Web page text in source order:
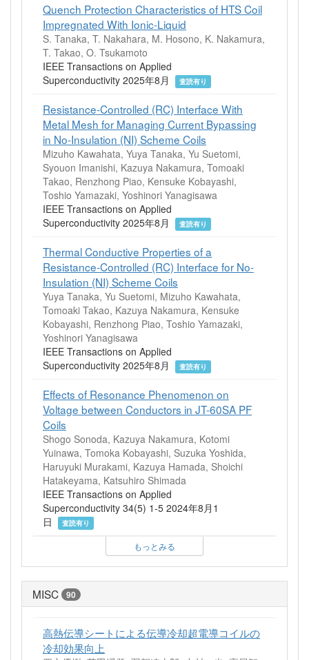
Quench Protection Characteristics of HTS Coil
Impregnated With Ionic-Liquid
S. Tanaka, T. Nakahara, M. Hosono, K. Nakamura,
T. Takao, O. Tsukamoto
IEEE Transactions on Applied
Superconductivity 2025年8月
査読有り
Resistance-Controlled (RC) Interface With
Metal Mesh for Managing Current Bypassing
in No-Insulation (NI) Scheme Coils
Mizuho Kawahata, Yuya Tanaka, Yu Suetomi,
Syouon Imanishi, Kazuya Nakamura, Tomoaki
Takao, Renzhong Piao, Kensuke Kobayashi,
Toshio Yamazaki, Yoshinori Yanagisawa
IEEE Transactions on Applied
Superconductivity 2025年8月
査読有り
Thermal Conductive Properties of a
Resistance-Controlled (RC) Interface for No-
Insulation (NI) Scheme Coils
Yuya Tanaka, Yu Suetomi, Mizuho Kawahata,
Tomoaki Takao, Kazuya Nakamura, Kensuke
Kobayashi, Renzhong Piao, Toshio Yamazaki,
Yoshinori Yanagisawa
IEEE Transactions on Applied
Superconductivity 2025年8月
査読有り
Effects of Resonance Phenomenon on
Voltage between Conductors in JT-60SA PF
Coils
Shogo Sonoda, Kazuya Nakamura, Kotomi
Yuinawa, Tomoka Kobayashi, Suzuka Yoshida,
Haruyuki Murakami, Kazuya Hamada, Shoichi
Hatakeyama, Katsuhiro Shimada
IEEE Transactions on Applied
Superconductivity 34(5) 1-5 2024年8月1
日
査読有り
もっとみる
MISC 90
高熱伝導シートによる伝導冷却超電導コイルの
冷却効果向上